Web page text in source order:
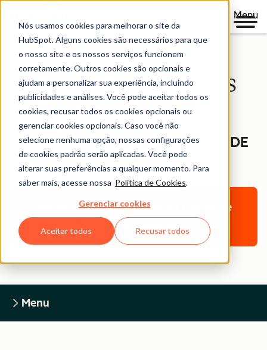
Nós usamos cookies para melhorar o site da
HubSpot. Alguns cookies são necessários para que
o nosso site e os nossos serviços funcionem
corretamente. Outros cookies são opcionais e
ajudam a personalizar sua experiência, incluindo
publicidades e análises. Você pode aceitar todos os
cookies, recusar todos os cookies opcionais ou
gerenciar cookies opcionais. Caso você não
selecione nenhuma opção, nossas configurações
de cookies padrão serão aplicadas. Você pode
alterar suas preferências a qualquer momento. Para
saber mais, acesse nossa Política de Cookies.
Gerenciar cookies
Aceitar todos Recusar todos
Menu
Centro de recursos
jurídicos
DECLARAÇÃO DE ACESSIBILIDADE
DO SITE
Voltar à página principal do Centro de
recursos jurídicos
Menu